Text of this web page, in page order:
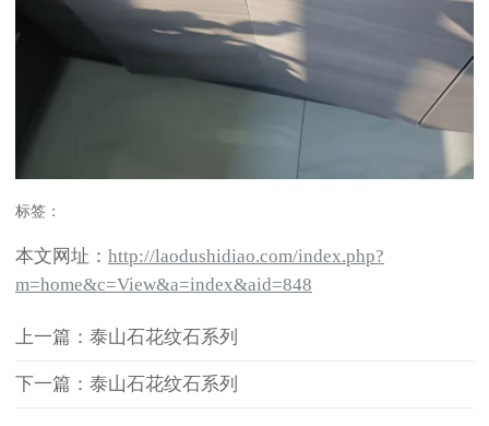
标签：
本文网址： http://laodushidiao.com/index.php?
m=home&c=View&a=index&aid=848
上一篇：泰山石花纹石系列
下一篇：泰山石花纹石系列